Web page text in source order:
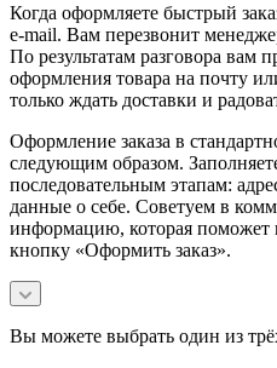
Когда оформляете быстрый
e-mail. Вам перезвонит
По результатам разговора вам
оформления товара на почту
только ждать доставки и
Оформление заказа в
следующим образом.
последовательным этапам:
данные о себе. Советуем в
информацию, которая поможет
кнопку «Оформить заказ».
Вы можете выбрать один из